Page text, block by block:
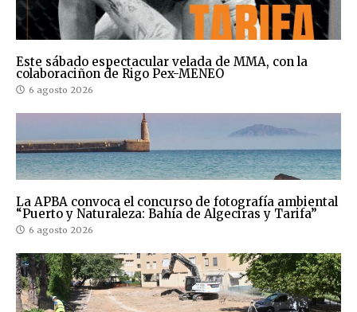
Este sábado espectacular velada de MMA, con la
colaboraciñon de Rigo Pex-MENEO
6 agosto 2026
La APBA convoca el concurso de fotografía ambiental
“Puerto y Naturaleza: Bahía de Algeciras y Tarifa”
6 agosto 2026